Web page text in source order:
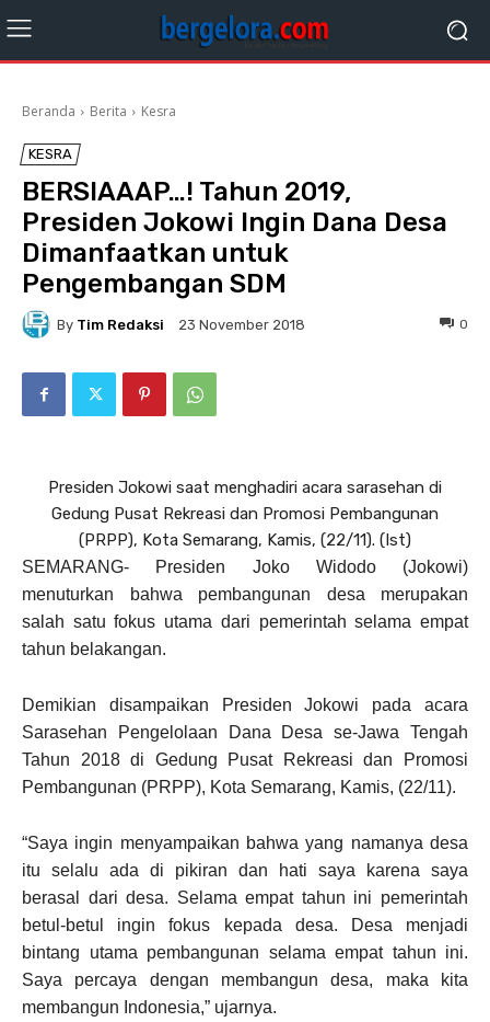
Beranda Berita Kesra
KESRA
BERSIAAAP…! Tahun 2019,
Presiden Jokowi Ingin Dana Desa
Dimanfaatkan untuk
Pengembangan SDM
By Tim Redaksi 23 November 2018 0
Presiden Jokowi saat menghadiri acara sarasehan di
Gedung Pusat Rekreasi dan Promosi Pembangunan
(PRPP), Kota Semarang, Kamis, (22/11). (Ist)
SEMARANG- Presiden Joko Widodo (Jokowi)
menuturkan bahwa pembangunan desa merupakan
salah satu fokus utama dari pemerintah selama empat
tahun belakangan.
Demikian disampaikan Presiden Jokowi pada acara
Sarasehan Pengelolaan Dana Desa se-Jawa Tengah
Tahun 2018 di Gedung Pusat Rekreasi dan Promosi
Pembangunan (PRPP), Kota Semarang, Kamis, (22/11).
“Saya ingin menyampaikan bahwa yang namanya desa
itu selalu ada di pikiran dan hati saya karena saya
berasal dari desa. Selama empat tahun ini pemerintah
betul-betul ingin fokus kepada desa. Desa menjadi
bintang utama pembangunan selama empat tahun ini.
Saya percaya dengan membangun desa, maka kita
membangun Indonesia,” ujarnya.